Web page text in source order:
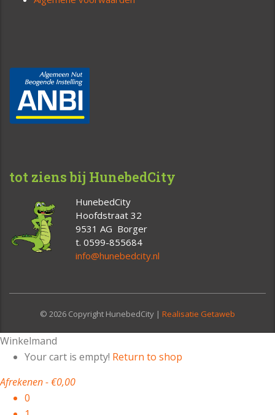
tot ziens bij HunebedCity
HunebedCity
Hoofdstraat 32
9531 AG Borger
t. 0599-855684
info@hunebedcity.nl
© 2026 Copyright HunebedCity | Realisatie Getaweb
Winkelmand
Your cart is empty! Return to shop
Afrekenen-€0,00
0